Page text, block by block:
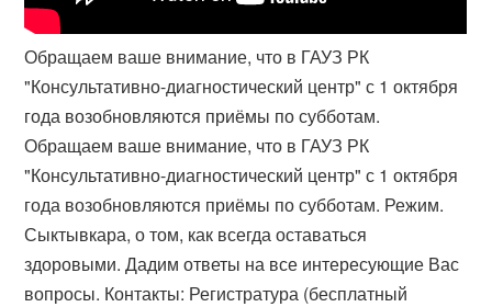
Обращаем ваше внимание, что в ГАУЗ РК
"Консультативно-диагностический центр" с 1 октября
года возобновляются приёмы по субботам.
Обращаем ваше внимание, что в ГАУЗ РК
"Консультативно-диагностический центр" с 1 октября
года возобновляются приёмы по субботам. Режим.
Сыктывкара, о том, как всегда оставаться
здоровыми. Дадим ответы на все интересующие Вас
вопросы. Контакты: Регистратура (бесплатный